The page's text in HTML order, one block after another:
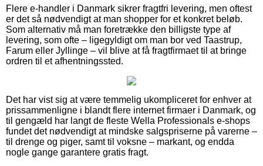
Flere e-handler i Danmark sikrer fragtfri levering, men oftest
er det så nødvendigt at man shopper for et konkret beløb.
Som alternativ må man foretrække den billigste type af
levering, som ofte – ligegyldigt om man bor ved Taastrup,
Farum eller Jyllinge – vil blive at få fragtfirmaet til at bringe
ordren til et afhentningssted.
Det har vist sig at være temmelig ukompliceret for enhver at
prissammenligne i blandt flere internet firmaer i Danmark, og
til gengæld har langt de fleste Wella Professionals e-shops
fundet det nødvendigt at mindske salgspriserne på varerne –
til drenge og piger, samt til voksne – markant, og endda
nogle gange garantere gratis fragt.